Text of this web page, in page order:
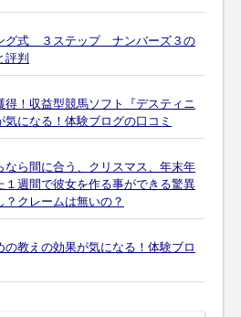
グ式 ３ステップ ナンバーズ３の
評判
得！収益型競馬ソフト『デスティニ
になる！体験ブログの口コミ
なら間に合う、クリスマス、年末年
１週間で彼女を作る事ができる驚異
クレームは無いの？
の教えの効果が気になる！体験ブロ